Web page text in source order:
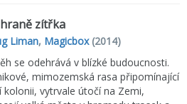
zítřka
Liman, Magicbox(2014)
se odehrává v blízké budoucnosti.
mimozemská rasa připomínající
kolonii, vytrvale útočí na Zemi,